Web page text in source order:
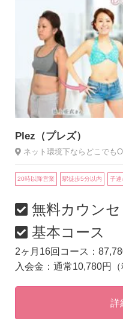
Plez（プレズ）
ネット環境下ならどこでも
20時以降営業 駅徒歩5分以内 子連
無料カウン
基本コース
2ヶ月16回コース：
入会金：通常10,780円（
詳